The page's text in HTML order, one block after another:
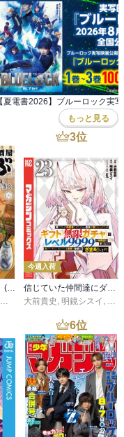
もっと見る
異世界居酒屋「のぶ」(22)
,転
3位
今週入荷
信じていた仲間達にダンジョン奥地で殺されかけたがギフト『無限ガチャ』でレベル９９９９の仲間達を手に入れて元パーティーメンバーと世界に復讐＆『ざまぁ！』します！（２３）
大前貴史 , 明鏡シスイ , ｔ
6位